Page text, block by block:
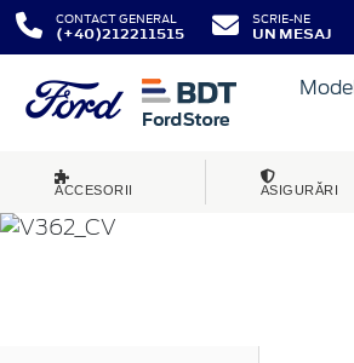
CONTACT GENERAL
(+40)212211515
SCRIE-NE
UN MESAJ
ACCESORII ASIGURĂRI
TRANSIT